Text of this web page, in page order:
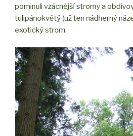
pominuli vzácnější stromy a
tulipánokvětý (už ten nádherný
exotický strom.